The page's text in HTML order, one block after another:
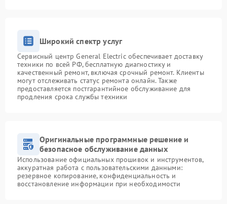
Широкий спектр услуг
Сервисный центр General Electric обеспечивает доставку
техники по всей РФ, бесплатную диагностику и
качественный ремонт, включая срочный ремонт. Клиенты
могут отслеживать статус ремонта онлайн. Также
предоставляется постгарантийное обслуживание для
продления срока службы техники
Оригинальные программные решение и
безопасное обслуживание данных
Использование официальных прошивок и инструментов,
аккуратная работа с пользовательскими данными:
резервное копирование, конфиденциальность и
восстановление информации при необходимости